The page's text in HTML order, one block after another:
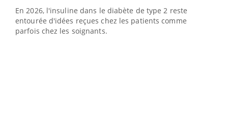
En 2026, l'insuline dans le diabète de type 2 reste
entourée d'idées reçues chez les patients comme
parfois chez les soignants.